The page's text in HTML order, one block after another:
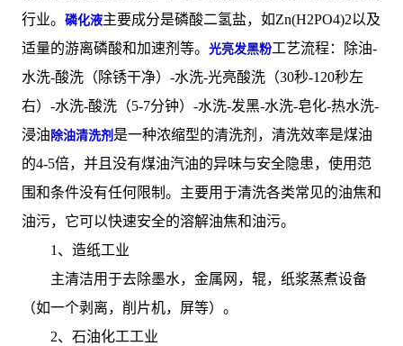
行业。 磷化液主要成分是磷酸二氢盐，如Zn(H2PO4)2以及
适量的游离磷酸和加速剂等。 光亮发黑粉工艺流程：除油-
水洗-酸洗（除锈干净）-水洗-光亮酸洗（30秒-120秒左
右）-水洗-酸洗（5-7分钟）-水洗-发黑-水洗-皂化-热水洗-
浸油 除油清洗剂 是一种浓缩型的清洗剂，清洗效率是煤油
的4-5倍，并且没有煤油汽油的异味与安全隐患，使用范
围和条件没有任何限制。主要用于清洗各类常见的油焦和
油污，它可以快速安全的溶解油焦和油污。
1、造纸工业
主清洁用于去除墨水，金属网，辊，纸浆蒸煮设备
（如一个剥离，削片机，屏等）。
2、石油化工工业